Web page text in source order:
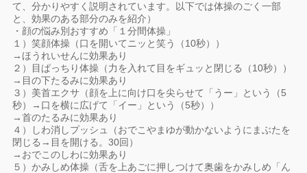
て、分かりやすく説明されています。以下では体操のごく一部
と、効果のある部分のみを紹介）
・顔の悩み別おすすめ「１分間体操」
１）笑顔体操（口を開いてニッと笑う（10秒））
→ほうれいせんに効果あり
２）目ぱっちり体操（力を入れて目をギュッと閉じる（10秒））
→目の下たるみに効果あり
３）美首エクサ（顔を上に向け口を尖らせて「うー」という（5
秒）→口を横に広げて「イー」という（5秒））
→首のたるみに効果あり
４）しわ消しプッシュ（おでこやまゆが動かないようにまぶたを
閉じる→目を開ける。30回）
→おでこのしわに効果あり
５）かみしめ体操（舌を上あごに押しつけて奥歯をかみしめ「ん